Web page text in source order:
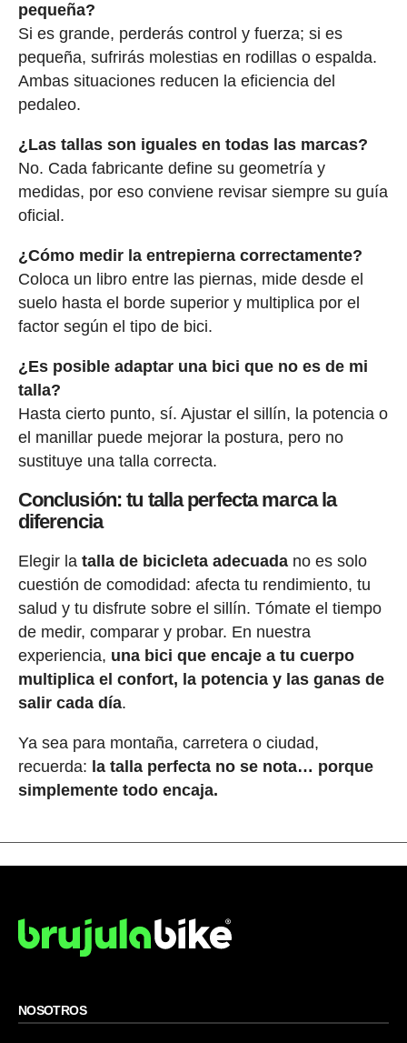
pequeña?
Si es grande, perderás control y fuerza; si es
pequeña, sufrirás molestias en rodillas o espalda.
Ambas situaciones reducen la eficiencia del
pedaleo.
¿Las tallas son iguales en todas las marcas?
No. Cada fabricante define su geometría y
medidas, por eso conviene revisar siempre su guía
oficial.
¿Cómo medir la entrepierna correctamente?
Coloca un libro entre las piernas, mide desde el
suelo hasta el borde superior y multiplica por el
factor según el tipo de bici.
¿Es posible adaptar una bici que no es de mi
talla?
Hasta cierto punto, sí. Ajustar el sillín, la potencia o
el manillar puede mejorar la postura, pero no
sustituye una talla correcta.
Conclusión: tu talla perfecta marca la
diferencia
Elegir la talla de bicicleta adecuadano es solo
cuestión de comodidad: afecta tu rendimiento, tu
salud y tu disfrute sobre el sillín. Tómate el tiempo
de medir, comparar y probar. En nuestra
experiencia, una bici que encaje a tu cuerpo
multiplica el confort, la potencia y las ganas de
salir cada día.
Ya sea para montaña, carretera o ciudad,
recuerda: la talla perfecta no se nota… porque
simplemente todo encaja.
NOSOTROS